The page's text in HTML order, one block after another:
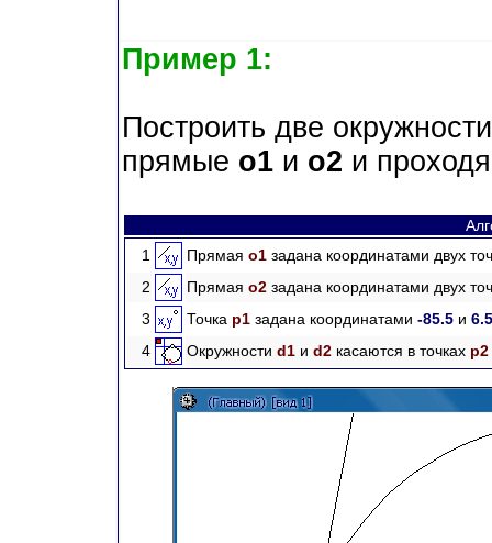
Пример 1:
Построить две
прямые o1и o2 и
1
Прямая o1 задана координатами двух
2
Прямая o2 задана координатами двух
3
Точка p1 задана координатами -85.5 и
4
Окружности d1 и d2 касаются в точках p2